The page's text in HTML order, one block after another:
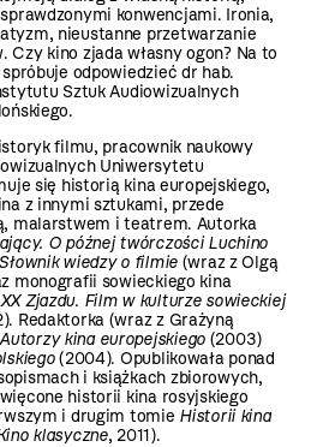
konwencjami. Ironia,
nieustanne przetwarzanie
Czy kino zjada własny ogon? Na to
odpowiedzieć dr hab.
Sztuk Audiowizualnych
filmu, pracownik naukowy
Uniwersytetu
się historią kina europejskiego,
z innymi sztukami, przede
malarstwem i teatrem. Autorka
O późnej twórczości Luchino
Słownik wiedzy o filmie(wraz z Olgą
monografii sowieckiego kina
Zjazdu. Film w kulturze sowieckiej
Redaktorka (wraz z Grażyną
Autorzy kina europejskiego(2003)
(2004). Opublikowała ponad
i książkach zbiorowych,
historii kina rosyjskiego
i drugim tomie Historii kina
klasyczne, 2011).